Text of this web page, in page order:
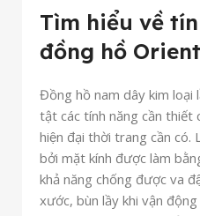
Tìm hiểu về
đồng hồ
Đồng hồ nam dây kim loại
tật các tính năng cần thiết
hiện đại thời trang cần
bởi mặt kính được làm
khả năng chống được va
xước, bùn lầy khi vận